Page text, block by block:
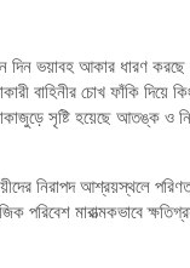
দিন ভয়াবহ আকার ধারণ
বাহিনীর চোখ ফাঁকি
সৃষ্টি হয়েছে আতঙ্ক ও
নিরাপদ আশ্রয়স্থলে
পরিবেশ মারাত্মকভাবে